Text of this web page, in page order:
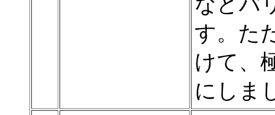
す。た
けて、
にしま